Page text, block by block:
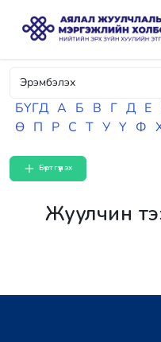
БҮГД А Б В Г Д Е
Ө П Р С Т У Ү Ф
Бүртгүүлэх
Жуулчин